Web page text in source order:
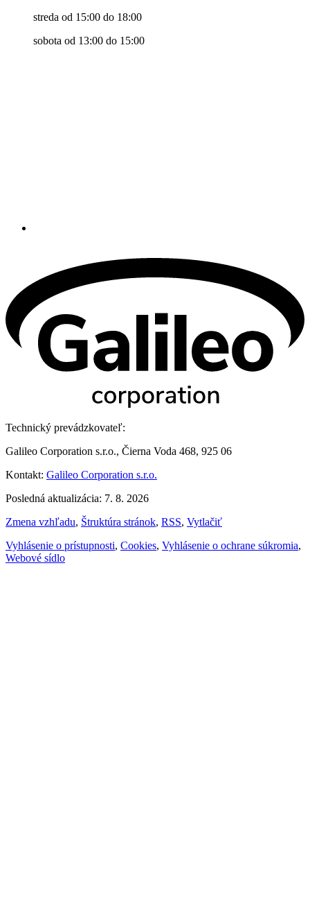
streda od 15:00 do 18:00
sobota od 13:00 do 15:00
Technický prevádzkovateľ:
Galileo Corporation s.r.o., Čierna Voda 468, 925 06
Kontakt: Galileo Corporation s.r.o.
Posledná aktualizácia: 7. 8. 2026
Zmena vzhľadu, Štruktúra stránok, RSS, Vytlačiť
Vyhlásenie o prístupnosti, Cookies, Vyhlásenie o ochrane súkromia,
Webové sídlo